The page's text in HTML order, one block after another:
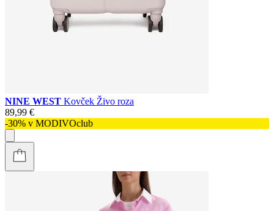
NINE WEST Kovček Živo roza
89,99 €
-30% v MODIVOclub